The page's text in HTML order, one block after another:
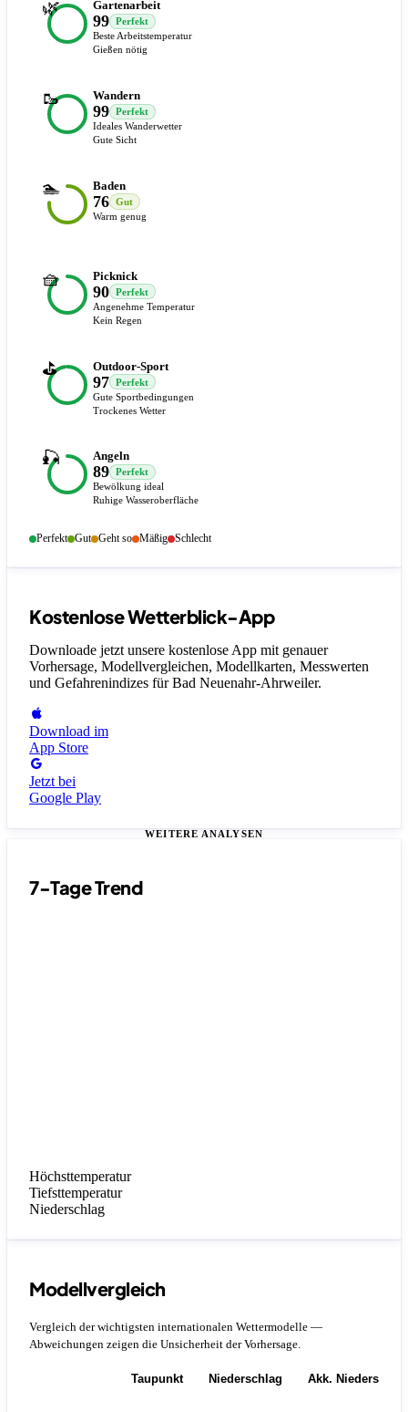
🌿 Gartenarbeit
99
Perfekt
Beste Arbeitstemperatur
Gießen nötig
🥾 Wandern
99
Perfekt
Ideales Wanderwetter
Gute Sicht
🏊 Baden
76
Gut
Warm genug
🧺 Picknick
90
Perfekt
Angenehme Temperatur
Kein Regen
⛳ Outdoor-Sport
97
Perfekt
Gute Sportbedingungen
Trockenes Wetter
🎣 Angeln
89
Perfekt
Bewölkung ideal
Ruhige Wasseroberfläche
Perfekt Gut Geht so Mäßig Schlecht
Kostenlose Wetterblick-App
Downloade jetzt unsere kostenlose App mit genauer
Vorhersage, Modellvergleichen, Modellkarten, Messwerten
und Gefahrenindizes für Bad Neuenahr-Ahrweiler.
Download im
App Store
Jetzt bei
Google Play
WEITERE ANALYSEN
7-Tage Trend
Höchsttemperatur
Tiefsttemperatur
Niederschlag
Modellvergleich
Vergleich der wichtigsten internationalen Wettermodelle —
Abweichungen zeigen die Unsicherheit der Vorhersage.
Taupunkt Niederschlag Akk.